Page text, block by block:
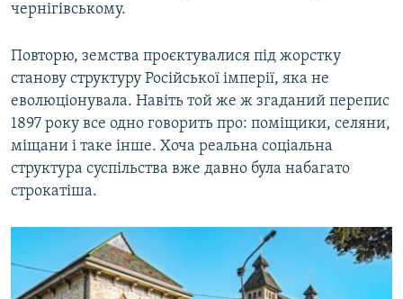
чернігівському.
Повторю, земства проєктувалися під жорстку
станову структуру Російської імперії, яка не
еволюціонувала. Навіть той же ж згаданий перепис
1897 року все одно говорить про: поміщики, селяни,
міщани і таке інше. Хоча реальна соціальна
структура суспільства вже давно була набагато
строкатіша.